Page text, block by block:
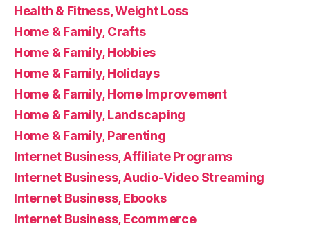
Health & Fitness, Weight Loss
Home & Family, Crafts
Home & Family, Hobbies
Home & Family, Holidays
Home & Family, Home Improvement
Home & Family, Landscaping
Home & Family, Parenting
Internet Business, Affiliate Programs
Internet Business, Audio-Video Streaming
Internet Business, Ebooks
Internet Business, Ecommerce